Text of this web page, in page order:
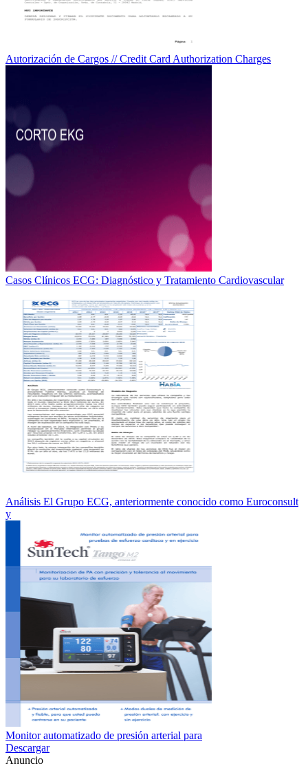
Autorización de Cargos // Credit Card Authorization Charges
Casos Clínicos ECG: Diagnóstico y Tratamiento Cardiovascular
Análisis El Grupo ECG, anteriormente conocido como Euroconsult
y
Monitor automatizado de presión arterial para
Descargar
Anuncio